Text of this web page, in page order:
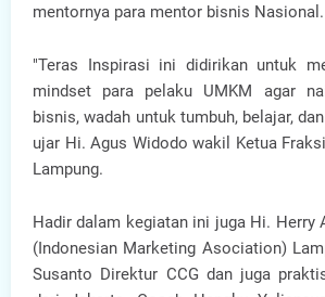
mentornya para mentor bisnis Nasional.
"Teras Inspirasi ini didirikan untuk
mindset para pelaku UMKM agar
bisnis, wadah untuk tumbuh, belajar,
ujar Hi. Agus Widodo wakil Ketua
Lampung.
Hadir dalam kegiatan ini juga Hi. Herry
(Indonesian Marketing Asociation)
Susanto Direktur CCG dan juga